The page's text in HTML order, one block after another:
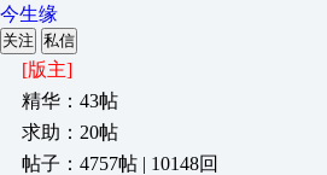
今生缘
关注 私信
[版主]
精华：43帖
求助：20帖
帖子：4757帖 | 10148回